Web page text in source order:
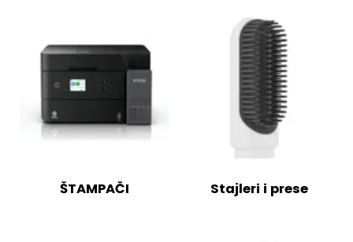
ŠTAMPAČI Stajleri i prese